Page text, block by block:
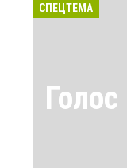
СПЕЦТЕМА